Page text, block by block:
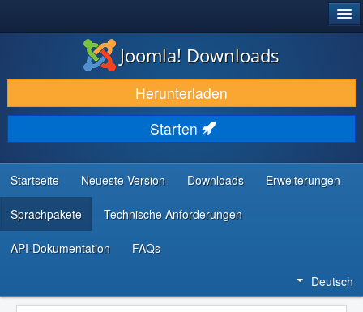
DOWNLOAD & ERWEITERN
ENTDECKEN & LERNEN
COMMUNITY & SUPPORT
RESSOURCEN FÜR ENTWICKLER
Joomla! Downloads
Herunterladen
Starten
Startseite Neueste Version Downloads Erweiterungen
Sprachpakete Technische Anforderungen
API-Dokumentation FAQs
Deutsch